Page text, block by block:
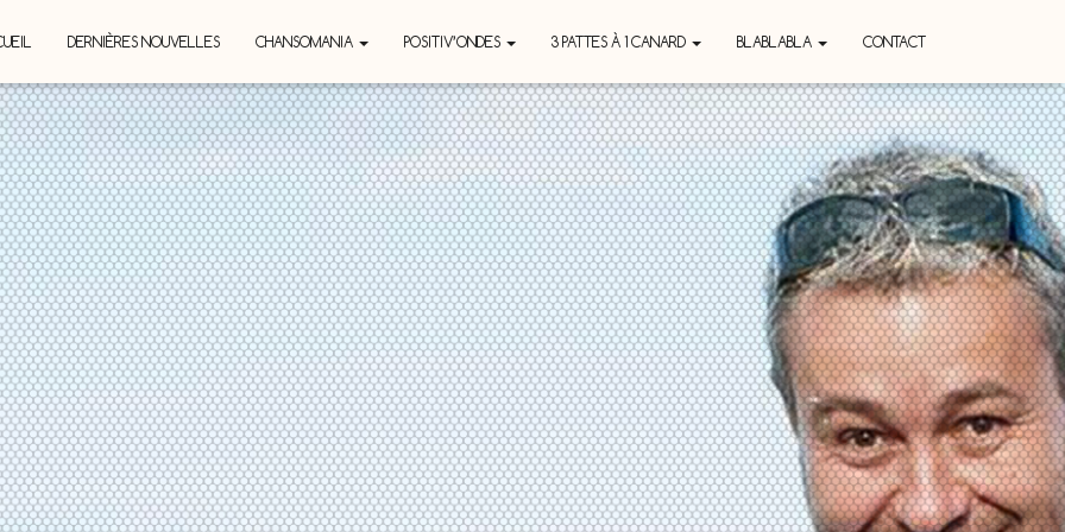
DERNIÈRES NOUVELLES CHANSOMANIA POSITIV’ONDES 3 PATTES À 1 CANARD BLABLABLA CONTACT